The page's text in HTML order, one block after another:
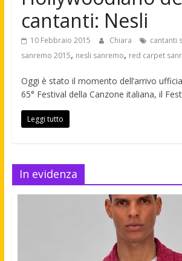
cantanti: Nesli
10 Febbraio 2015 Chiara cantanti
sanremo 2015, nesli sanremo, red carpet
Oggi è stato il momento dell’arrivo
65° Festival della Canzone italiana, il
Leggi tutto
In evidenza